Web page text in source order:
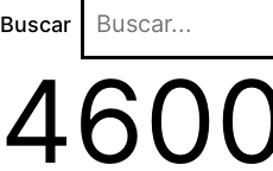
Buscar